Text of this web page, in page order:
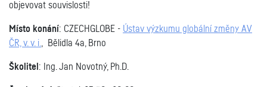
objevovat souvislosti!
Místo konání: CZECHGLOBE - Ústav výzkumu globální změny AV
ČR, v. v. i
, Bělidla 4a, Brno
Školitel : Ing. Jan Novotný, Ph.D.